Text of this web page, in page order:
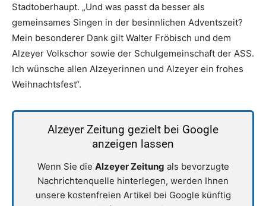
Stadtoberhaupt. „Und was passt da besser als
gemeinsames Singen in der besinnlichen Adventszeit?
Mein besonderer Dank gilt Walter Fröbisch und dem
Alzeyer Volkschor sowie der Schulgemeinschaft der ASS.
Ich wünsche allen Alzeyerinnen und Alzeyer ein frohes
Weihnachtsfest“.
Alzeyer Zeitung gezielt bei Google
anzeigen lassen
Wenn Sie die Alzeyer Zeitung als bevorzugte
Nachrichtenquelle hinterlegen, werden Ihnen
unsere kostenfreien Artikel bei Google künftig